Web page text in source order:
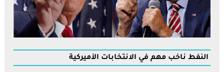
النفط ناخب مهم في الانتخابات الأميركية